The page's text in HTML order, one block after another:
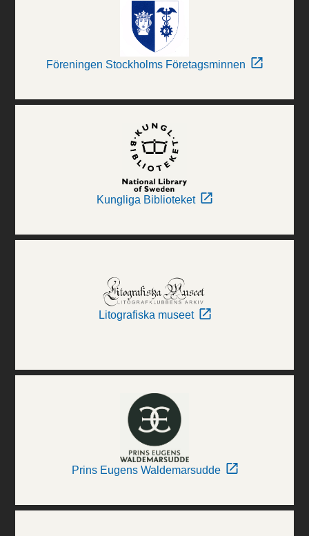
Föreningen Stockholms Företagsminnen
Kungliga Biblioteket
Litografiska museet
Prins Eugens Waldemarsudde